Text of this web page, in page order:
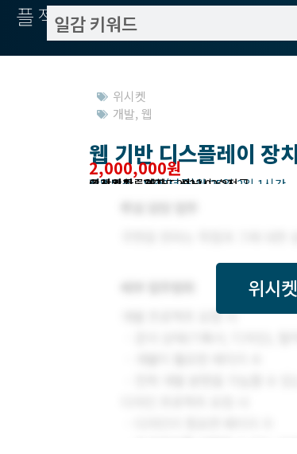
플젝서치
위시켓
개발, 웹
웹 기반 디스플레이 장
2,000,000원
작업방식 : 외주(도급)
모집기한 : 2022년 02월 25일 2일 1시간
예상기간 : 7일
위시켓등록일자 : 2022.02.21.
고객위치 : 경기도 성남시 수정구
위시켓